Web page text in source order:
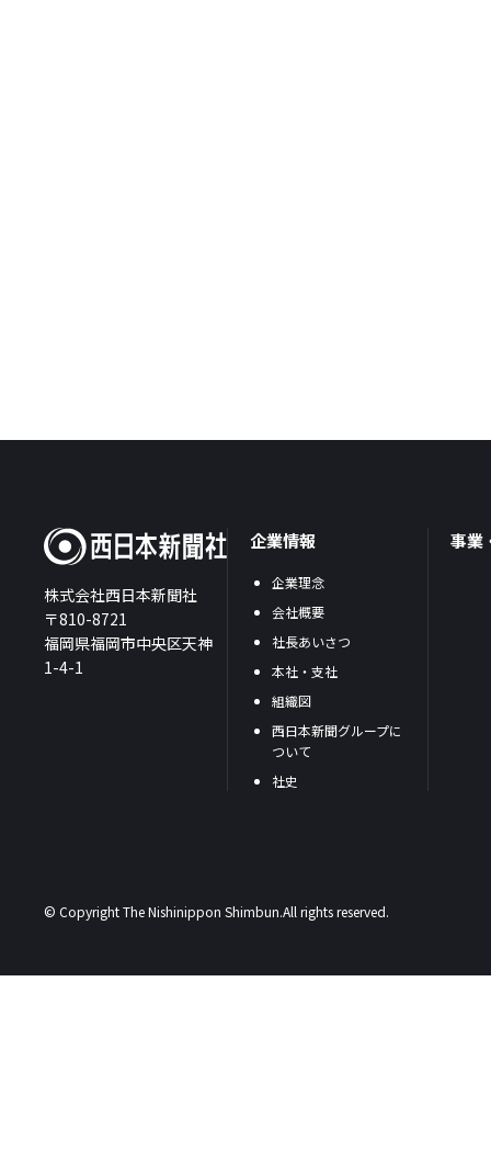
株式会社西日本新聞社
〒810-8721
福岡県福岡市中央区天神
1-4-1
企業情報
企業理念
会社概要
社長あいさつ
本社・支社
組織図
西日本新聞グループに
ついて
社史
事業
© Copyright The Nishinippon Shimbun.All rights reserved.